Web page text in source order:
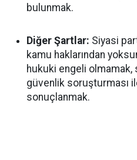
bulunmak.
Diğer Şartlar: Siyasi
kamu haklarından
hukuki engeli olmamak,
güvenlik soruşturması
sonuçlanmak.